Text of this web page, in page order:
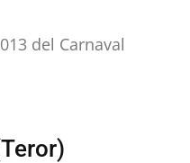
del Carnaval